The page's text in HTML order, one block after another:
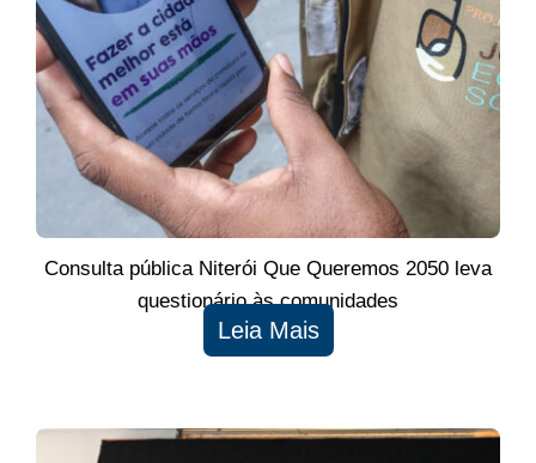
Consulta pública Niterói Que Queremos 2050 leva
questionário às comunidades
Leia Mais